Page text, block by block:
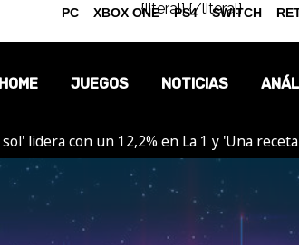
{literal}{/literal}
HOME JUEGOS NOTICIAS
OPINIÓN
REPORTAJES
sol' lidera con un 12,2% en La 1 y 'Una
PC XBOX ONE PS4 SWITCH